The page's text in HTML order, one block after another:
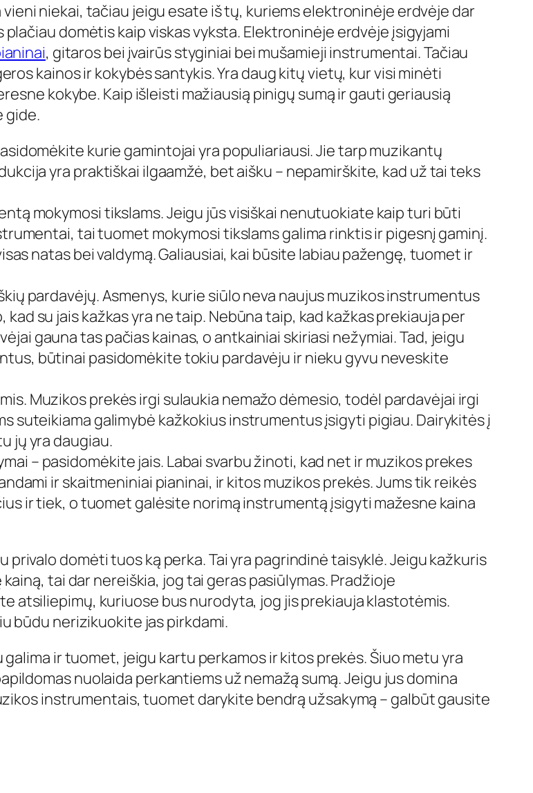
niekai, tačiau jeigu esate iš tų, kuriems elektroninėje erdvėje dar
domėtis kaip viskas vyksta. Elektroninėje erdvėje įsigyjami
, gitaros bei įvairūs styginiai bei mušamieji instrumentai. Tačiau
kainos ir kokybės santykis. Yra daug kitų vietų, kur visi minėti
kokybe. Kaip išleisti mažiausią pinigų sumą ir gauti geriausią
gide.
kurie gamintojai yra populiariausi. Jie tarp muzikantų
yra praktiškai ilgaamžė, bet aišku – nepamirškite, kad už tai teks
mokymosi tikslams. Jeigu jūs visiškai nenutuokiate kaip turi būti
tai tuomet mokymosi tikslams galima rinktis ir pigesnį gaminį.
natas bei valdymą. Galiausiai, kai būsite labiau pažengę, tuomet ir
pardavėjų. Asmenys, kurie siūlo neva naujus muzikos instrumentus
su jais kažkas yra ne taip. Nebūna taip, kad kažkas prekiauja per
gauna tas pačias kainas, o antkainiai skiriasi nežymiai. Tad, jeigu
būtinai pasidomėkite tokiu pardavėju ir nieku gyvu neveskite
Muzikos prekės irgi sulaukia nemažo dėmesio, todėl pardavėjai irgi
suteikiama galimybė kažkokius instrumentus įsigyti pigiau. Dairykitės į
jų yra daugiau.
– pasidomėkite jais. Labai svarbu žinoti, kad net ir muzikos prekes
ir skaitmeniniai pianinai, ir kitos muzikos prekės. Jums tik reikės
ir tiek, o tuomet galėsite norimą instrumentą įsigyti mažesne kaina
domėti tuos ką perka. Tai yra pagrindinė taisyklė. Jeigu kažkuris
tai dar nereiškia, jog tai geras pasiūlymas. Pradžioje
atsiliepimų, kuriuose bus nurodyta, jog jis prekiauja klastotėmis.
būdu nerizikuokite jas pirkdami.
ir tuomet, jeigu kartu perkamos ir kitos prekės. Šiuo metu yra
nuolaida perkantiems už nemažą sumą. Jeigu jus domina
instrumentais, tuomet darykite bendrą užsakymą – galbūt gausite